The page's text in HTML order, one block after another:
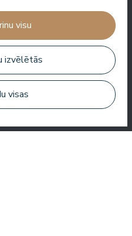
SPA. Numuri ir labi, atrašanās
un sagatavoja lielisku
visu
izvēlētās
visas